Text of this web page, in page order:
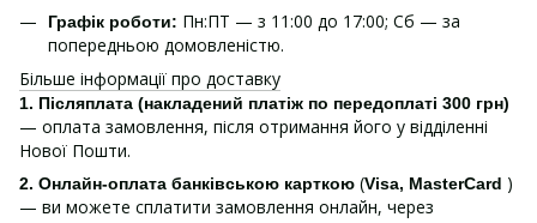
Графік роботи: Пн:ПТ — з 11:00 до 17:00; Сб — за
попередньою домовленістю.
Більше інформації про доставку
1. Післяплата (накладений платіж по передоплаті 300 грн)
— оплата замовлення, після отримання його у відділенні
Нової Пошти.
2. Онлайн-оплата банківською карткою (Visa, MasterCard )
— ви можете сплатити замовлення онлайн, через